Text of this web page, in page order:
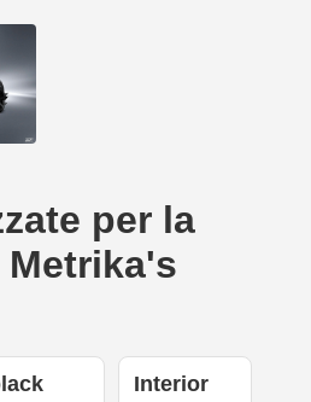
per la
Interior